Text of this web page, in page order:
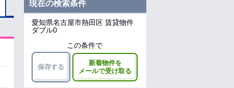
現在の検索条件
愛知県名古屋市熱田区 賃貸物件
ダブル0
この条件で
保存する
新着物件を
メールで受け取る